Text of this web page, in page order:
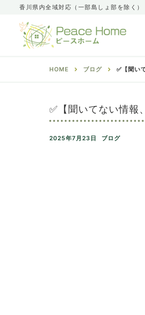
香川県内全域対応（一部島しょ部を除く）
HOME ブログ ✅【聞い
✅【聞いてない情報
2025年7月23日 ブログ